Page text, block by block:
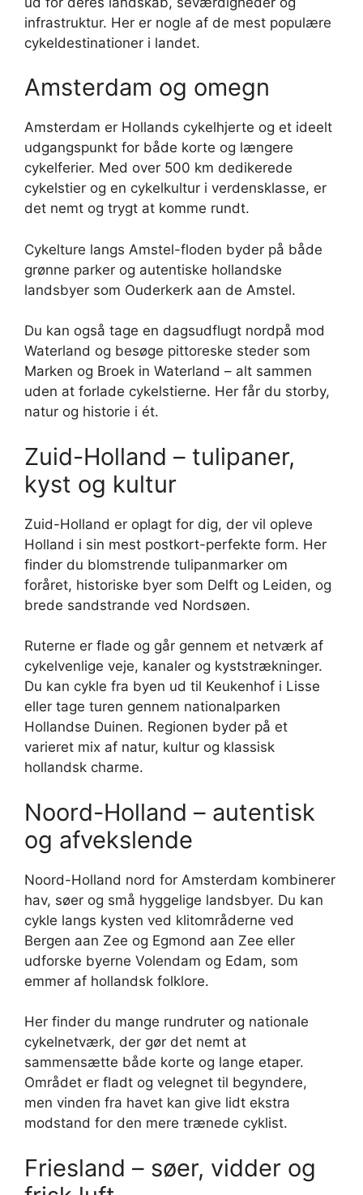
infrastruktur. Her er nogle af de mest populære
cykeldestinationer i landet.
Amsterdam og omegn
Amsterdam er Hollands cykelhjerte og et ideelt
udgangspunkt for både korte og længere
cykelferier. Med over 500 km dedikerede
cykelstier og en cykelkultur i verdensklasse, er
det nemt og trygt at komme rundt.
Cykelture langs Amstel-floden byder på både
grønne parker og autentiske hollandske
landsbyer som Ouderkerk aan de Amstel.
Du kan også tage en dagsudflugt nordpå mod
Waterland og besøge pittoreske steder som
Marken og Broek in Waterland – alt sammen
uden at forlade cykelstierne. Her får du storby,
natur og historie i ét.
Zuid-Holland – tulipaner,
kyst og kultur
Zuid-Holland er oplagt for dig, der vil opleve
Holland i sin mest postkort-perfekte form. Her
finder du blomstrende tulipanmarker om
foråret, historiske byer som Delft og Leiden, og
brede sandstrande ved Nordsøen.
Ruterne er flade og går gennem et netværk af
cykelvenlige veje, kanaler og kyststrækninger.
Du kan cykle fra byen ud til Keukenhof i Lisse
eller tage turen gennem nationalparken
Hollandse Duinen. Regionen byder på et
varieret mix af natur, kultur og klassisk
hollandsk charme.
Noord-Holland – autentisk
og afvekslende
Noord-Holland nord for Amsterdam kombinerer
hav, søer og små hyggelige landsbyer. Du kan
cykle langs kysten ved klitområderne ved
Bergen aan Zee og Egmond aan Zee eller
udforske byerne Volendam og Edam, som
emmer af hollandsk folklore.
Her finder du mange rundruter og nationale
cykelnetværk, der gør det nemt at
sammensætte både korte og lange etaper.
Området er fladt og velegnet til begyndere,
men vinden fra havet kan give lidt ekstra
modstand for den mere trænede cyklist.
Friesland – søer, vidder og